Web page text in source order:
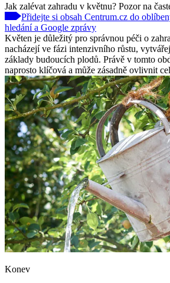
Jak zalévat zahradu v květnu? Pozor na
Přidejte si obsah Centrum.cz do
hledání a Google zprávy
Květen je důležitý pro správnou péči o
nacházejí ve fázi intenzivního růstu,
základy budoucích plodů. Právě v tomto
naprosto klíčová a může zásadně ovlivnit
Konev